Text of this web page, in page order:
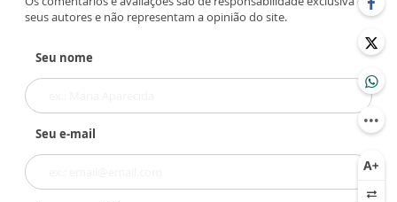
seus autores e não representam a opinião do site.
Seu nome
Seu e-mail